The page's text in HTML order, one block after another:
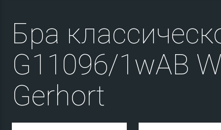
Бра
G11096/1wAB
Gerhort